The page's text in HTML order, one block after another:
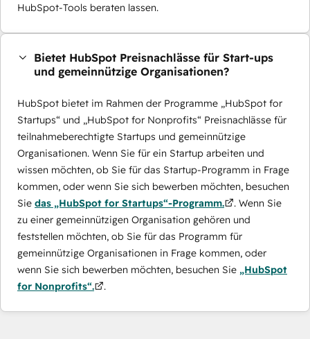
HubSpot-Tools beraten lassen.
Bietet HubSpot Preisnachlässe für Start-ups
und gemeinnützige Organisationen?
HubSpot bietet im Rahmen der Programme „HubSpot for
Startups“ und „HubSpot for Nonprofits“ Preisnachlässe für
teilnahmeberechtigte Startups und gemeinnützige
Organisationen. Wenn Sie für ein Startup arbeiten und
wissen möchten, ob Sie für das Startup-Programm in Frage
kommen, oder wenn Sie sich bewerben möchten, besuchen
Sie das „HubSpot for Startups“-Programm.
. Wenn Sie
zu einer gemeinnützigen Organisation gehören und
feststellen möchten, ob Sie für das Programm für
gemeinnützige Organisationen in Frage kommen, oder
wenn Sie sich bewerben möchten, besuchen Sie „HubSpot
for Nonprofits“.
.